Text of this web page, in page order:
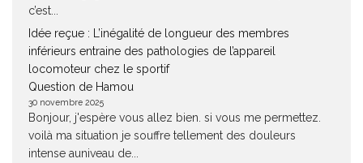
c’est...
Idée reçue : L’inégalité de longueur des membres
inférieurs entraine des pathologies de l’appareil
locomoteur chez le sportif
Question de Hamou
30 novembre 2025
Bonjour, j'espère vous allez bien. si vous me permettez.
voilà ma situation je souffre tellement des douleurs
intense auniveau de...